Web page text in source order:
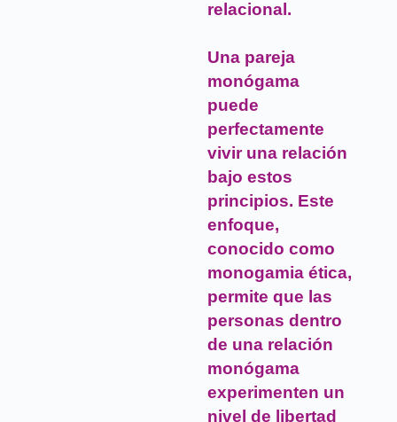
relacional.
Una pareja
monógama
puede
perfectamente
vivir una relación
bajo estos
principios. Este
enfoque,
conocido como
monogamia ética,
permite que las
personas dentro
de una relación
monógama
experimenten un
nivel de libertad